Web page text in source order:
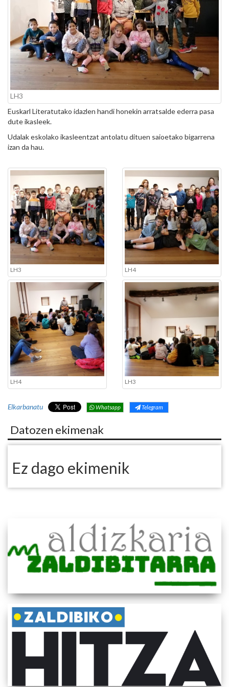
LH3
Euskarl Literatutako idazlen handi honekin arratsalde ederra pasa
dute ikasleek.
Udalak eskolako ikasleentzat antolatu dituen saioetako bigarrena
izan da hau.
LH3 LH4
LH4 LH3
Elkarbanatu Whatsapp Telegram
Datozen ekimenak
Ez dago ekimenik